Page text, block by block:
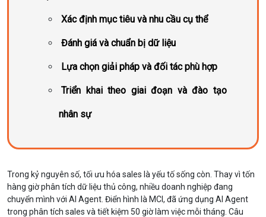
Xác định mục tiêu và nhu cầu cụ thể
Đánh giá và chuẩn bị dữ liệu
Lựa chọn giải pháp và đối tác phù hợp
Triển khai theo giai đoạn và đào tạo
nhân sự
Trong kỷ nguyên số, tối ưu hóa sales là yếu tố sống còn. Thay vì tốn
hàng giờ phân tích dữ liệu thủ công, nhiều doanh nghiệp đang
chuyển mình với AI Agent. Điển hình là MCI, đã ứng dụng AI Agent
trong phân tích sales và tiết kiệm 50 giờ làm việc mỗi tháng. Câu